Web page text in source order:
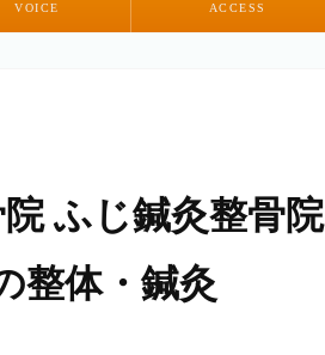
VOICE ACCESS
ふじ鍼灸整骨院
整体・鍼灸